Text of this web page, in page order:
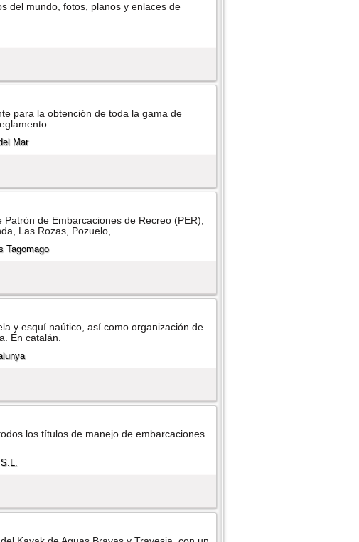
del mundo, fotos, planos y enlaces de
para la obtención de toda la gama de
de Embarcaciones de Recreo (PER),
Las Rozas, Pozuelo,
y esquí­ naútico, así­ como organización de
En catalán.
los tí­tulos de manejo de embarcaciones